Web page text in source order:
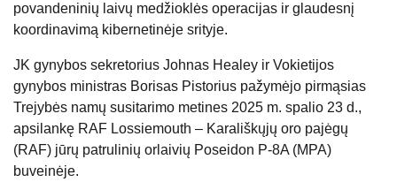
povandeninių laivų medžioklės operacijas ir glaudesnį
koordinavimą kibernetinėje srityje.
JK gynybos sekretorius Johnas Healey ir Vokietijos
gynybos ministras Borisas Pistorius pažymėjo pirmąsias
Trejybės namų susitarimo metines 2025 m. spalio 23 d.,
apsilankę RAF Lossiemouth – Karališkųjų oro pajėgų
(RAF) jūrų patrulinių orlaivių Poseidon P-8A (MPA)
buveinėje.